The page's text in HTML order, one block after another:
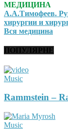
МЕДИЦИНА
А.А.Тимофеев.
хирургии и
Вся медицина
ПОПУЛЯРНЕ
Music
Rammstein –
Music